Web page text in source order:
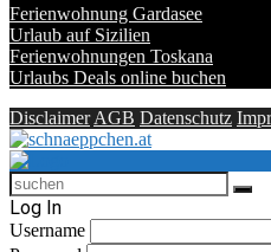
Ferienwohnung Gardasee
Urlaub auf Sizilien
Ferienwohnungen Toskana
Urlaubs Deals online buchen
Disclaimer AGB Datenschutz
Log In
Username